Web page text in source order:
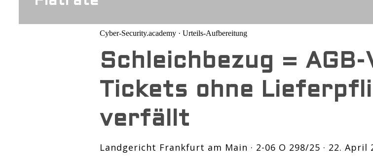
Cyber-Security.academy · Urteils-Aufbereitung
Schleichbezug =
Tickets ohne
verfällt
Landgericht Frankfurt am Main · 2-06 O 298/25 · 22. April